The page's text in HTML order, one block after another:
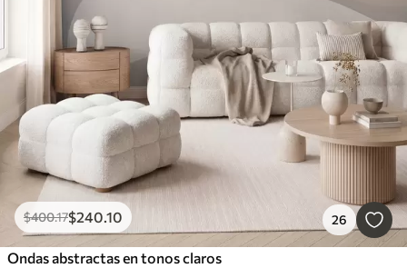
$400.17$240.10 26
Ondas abstractas en tonos claros